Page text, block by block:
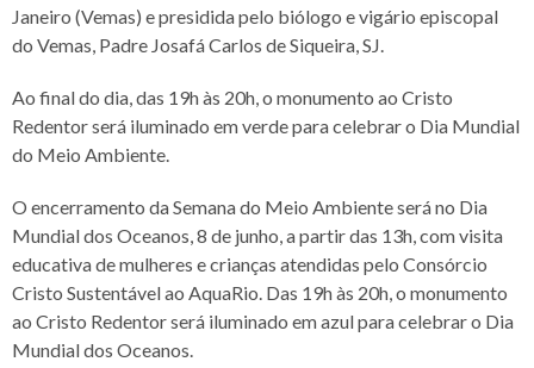
Janeiro (Vemas) e presidida pelo biólogo e vigário episcopal
do Vemas, Padre Josafá Carlos de Siqueira, SJ.
Ao final do dia, das 19h às 20h, o monumento ao Cristo
Redentor será iluminado em verde para celebrar o Dia Mundial
do Meio Ambiente.
O encerramento da Semana do Meio Ambiente será no Dia
Mundial dos Oceanos, 8 de junho, a partir das 13h, com visita
educativa de mulheres e crianças atendidas pelo Consórcio
Cristo Sustentável ao AquaRio. Das 19h às 20h, o monumento
ao Cristo Redentor será iluminado em azul para celebrar o Dia
Mundial dos Oceanos.